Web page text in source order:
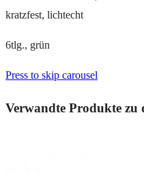
kratzfest, lichtecht
6tlg., grün
Press to skip carousel
Verwandte Produkte zu